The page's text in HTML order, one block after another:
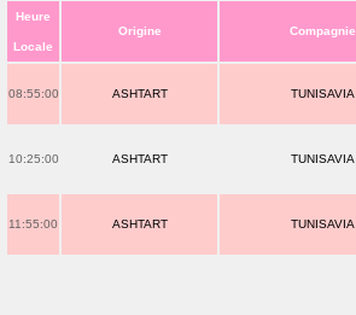
Heure
Locale
Origine Compagnie
08:55:00 ASHTART TUNISAVIA
10:25:00 ASHTART TUNISAVIA
11:55:00 ASHTART TUNISAVIA